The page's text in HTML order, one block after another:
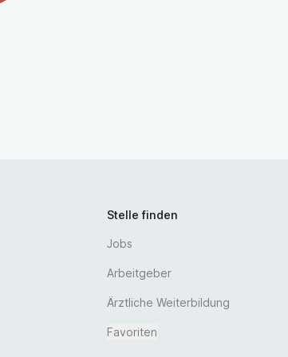
Bonhoeffer ist Weiterbildungsstätte mit 88
Stelle finden
Jobs
Arbeitgeber
Ärztliche Weiterbildung
Favoriten